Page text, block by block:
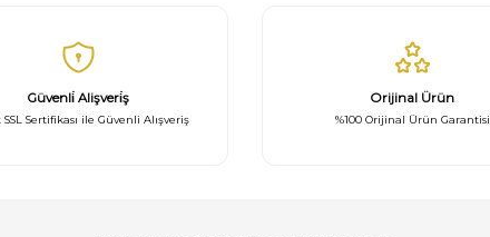
Güvenli̇ Alişveri̇ş
SSL Sertifikası ile Güvenli Alışveriş
Orijinal Ürün
%100 Orijinal Ürün Garantisi